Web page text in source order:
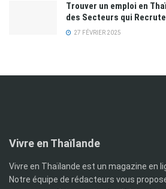
Trouver un emploi en
des Secteurs qui
27 FÉVRIER 2025
Vivre en Thaïlande
Vivre en Thaïlande est un magazine en
Notre équipe de rédacteurs vous